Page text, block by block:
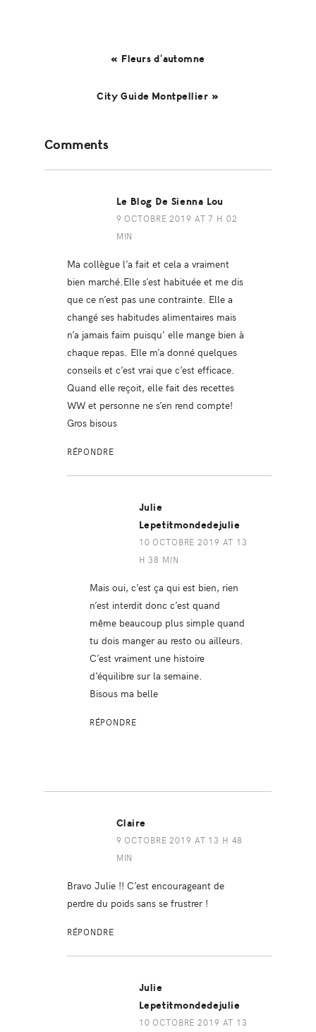
« Fleurs d’automne
City Guide Montpellier »
Interactions
Comments
Le Blog De Sienna Lou
9 OCTOBRE 2019 AT 7 H 02
MIN
Ma collègue l’a fait et cela a vraiment
bien marché.Elle s’est habituée et me dis
que ce n’est pas une contrainte. Elle a
changé ses habitudes alimentaires mais
n’a jamais faim puisqu’ elle mange bien à
chaque repas. Elle m’a donné quelques
conseils et c’est vrai que c’est efficace.
Quand elle reçoit, elle fait des recettes
WW et personne ne s’en rend compte!
Gros bisous
RÉPONDRE
Julie
Lepetitmondedejulie
10 OCTOBRE 2019 AT 13
H 38 MIN
Mais oui, c’est ça qui est bien, rien
n’est interdit donc c’est quand
même beaucoup plus simple quand
tu dois manger au resto ou ailleurs.
C’est vraiment une histoire
d’équilibre sur la semaine.
Bisous ma belle
RÉPONDRE
Claire
9 OCTOBRE 2019 AT 13 H 48
MIN
Bravo Julie !! C’est encourageant de
perdre du poids sans se frustrer !
RÉPONDRE
Julie
Lepetitmondedejulie
10 OCTOBRE 2019 AT 13